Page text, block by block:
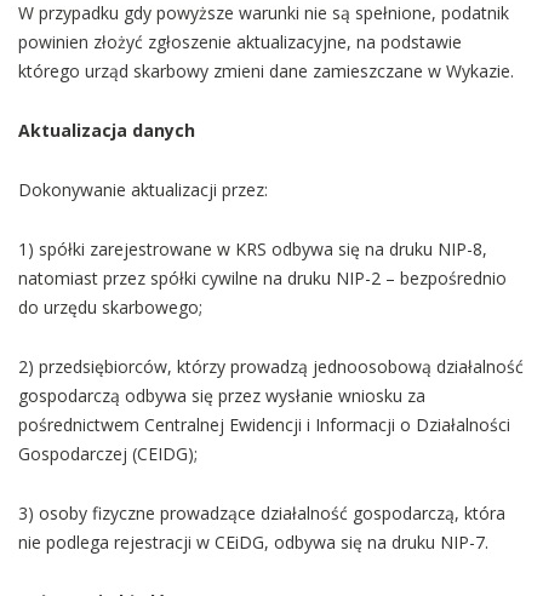
W przypadku gdy powyższe warunki nie są spełnione, podatnik
powinien złożyć zgłoszenie aktualizacyjne, na podstawie
którego urząd skarbowy zmieni dane zamieszczane w Wykazie.
Aktualizacja danych
Dokonywanie aktualizacji przez:
1) spółki zarejestrowane w KRS odbywa się na druku NIP-8,
natomiast przez spółki cywilne na druku NIP-2 – bezpośrednio
do urzędu skarbowego;
2) przedsiębiorców, którzy prowadzą jednoosobową działalność
gospodarczą odbywa się przez wysłanie wniosku za
pośrednictwem Centralnej Ewidencji i Informacji o Działalności
Gospodarczej (CEIDG);
3) osoby fizyczne prowadzące działalność gospodarczą, która
nie podlega rejestracji w CEiDG, odbywa się na druku NIP-7.